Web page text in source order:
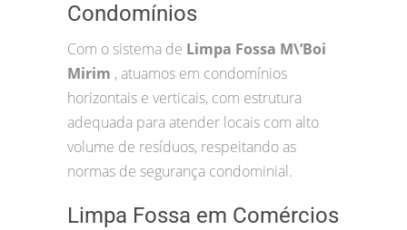
Condomínios
Com o sistema de Limpa Fossa M\’Boi
Mirim , atuamos em condomínios
horizontais e verticais, com estrutura
adequada para atender locais com alto
volume de resíduos, respeitando as
normas de segurança condominial.
Limpa Fossa em Comércios